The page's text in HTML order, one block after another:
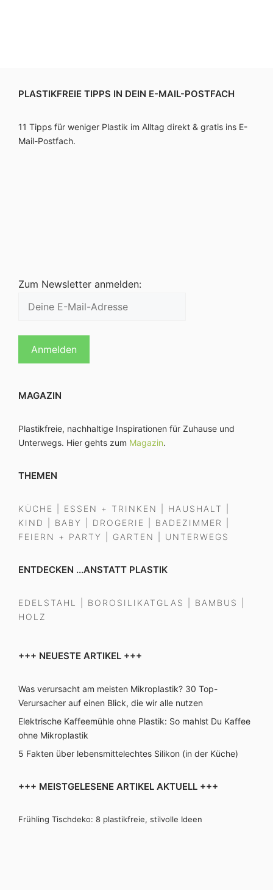
PLASTIKFREIE TIPPS IN DEIN E-MAIL-POSTFACH
11 Tipps für weniger Plastik im Alltag direkt & gratis ins E-
Mail-Postfach.
Zum Newsletter anmelden:
MAGAZIN
Plastikfreie, nachhaltige Inspirationen für Zuhause und
Unterwegs. Hier gehts zum Magazin.
THEMEN
KÜCHE ESSEN + TRINKEN HAUSHALT
KIND
BABY DROGERIE BADEZIMMER
FEIERN + PARTY
GARTEN UNTERWEGS
ENTDECKEN ...ANSTATT PLASTIK
EDELSTAHL BOROSILIKATGLAS BAMBUS
HOLZ
+++ NEUESTE ARTIKEL +++
Was verursacht am meisten Mikroplastik? 30 Top-
Verursacher auf einen Blick, die wir alle nutzen
Elektrische Kaffeemühle ohne Plastik: So mahlst Du Kaffee
ohne Mikroplastik
5 Fakten über lebensmittelechtes Silikon (in der Küche)
+++ MEISTGELESENE ARTIKEL AKTUELL +++
Frühling Tischdeko: 8 plastikfreie, stilvolle Ideen